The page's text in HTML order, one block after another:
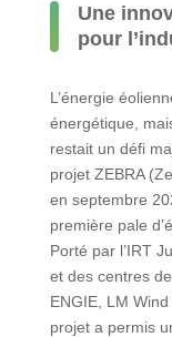
Une
pour
L’énergie
énergétique,
restait un défi
projet ZEBRA
en septembre
première pale
Porté par l’IRT
et des centres
ENGIE, LM
projet a permis